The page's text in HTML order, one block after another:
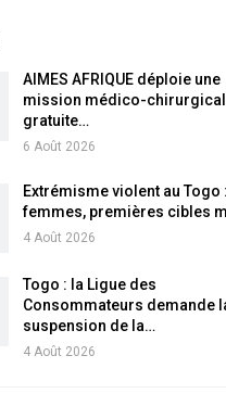
AIMES AFRIQUE déploie une
mission médico-
gratuite…
6 Août 2026
Extrémisme violent au Togo
femmes, premières cibles
4 Août 2026
Togo : la Ligue des
Consommateurs demande
suspension de la…
4 Août 2026